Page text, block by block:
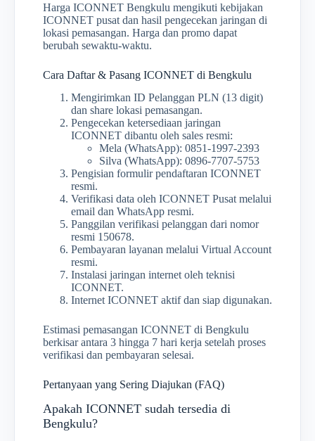
Harga ICONNET Bengkulu mengikuti kebijakan
ICONNET pusat dan hasil pengecekan jaringan di
lokasi pemasangan. Harga dan promo dapat
berubah sewaktu-waktu.
Cara Daftar & Pasang ICONNET di Bengkulu
Mengirimkan ID Pelanggan PLN (13 digit)
dan share lokasi pemasangan.
Pengecekan ketersediaan jaringan
ICONNET dibantu oleh sales resmi:
Mela (WhatsApp): 0851-1997-2393
Silva (WhatsApp): 0896-7707-5753
Pengisian formulir pendaftaran ICONNET
resmi.
Verifikasi data oleh ICONNET Pusat melalui
email dan WhatsApp resmi.
Panggilan verifikasi pelanggan dari nomor
resmi 150678.
Pembayaran layanan melalui Virtual Account
resmi.
Instalasi jaringan internet oleh teknisi
ICONNET.
Internet ICONNET aktif dan siap digunakan.
Estimasi pemasangan ICONNET di Bengkulu
berkisar antara 3 hingga 7 hari kerja setelah proses
verifikasi dan pembayaran selesai.
Pertanyaan yang Sering Diajukan (FAQ)
Apakah ICONNET sudah tersedia di
Bengkulu?